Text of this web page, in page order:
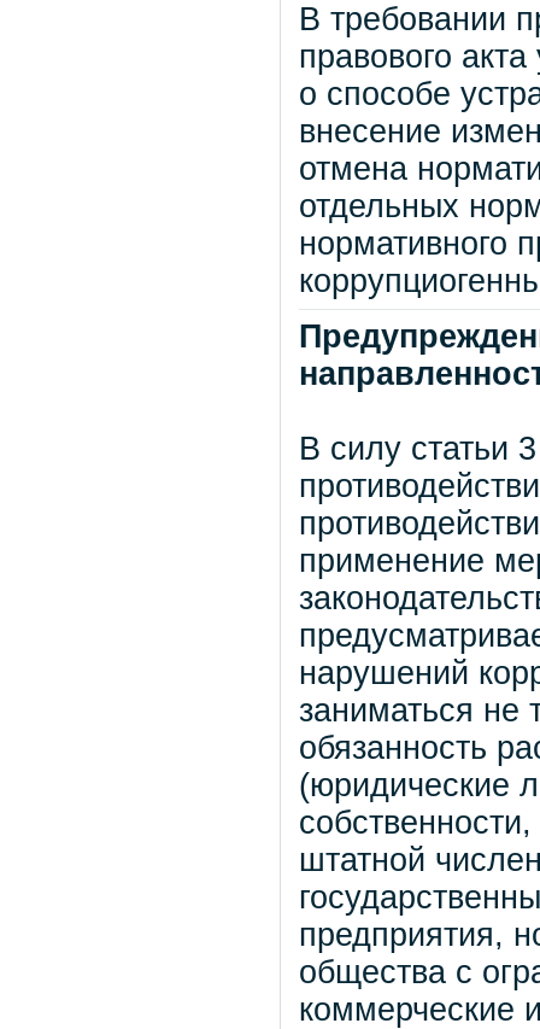
В требовании
правового
о способе
внесение
отмена
отдельных
нормативного
В силу статьи
применение
нарушений
заниматься не
обязанность
(юридические
штатной
предприятия,
общества с
коммерческие